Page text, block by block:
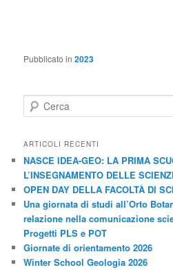
Pubblicato in 2023
e
c
ARTICOLI RECENTI
NASCE IDEA-GEO: LA PRIMA
L’INSEGNAMENTO DELLE
OPEN DAY DELLA FACOLTÀ DI
Una giornata di studi all’Orto
relazione nella comunicazione
Progetti PLS e POT
Giornate di orientamento 2026
Winter School Geologia 2026